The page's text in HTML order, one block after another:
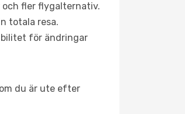
och fler flygalternativ.
totala resa.
för ändringar
du är ute efter